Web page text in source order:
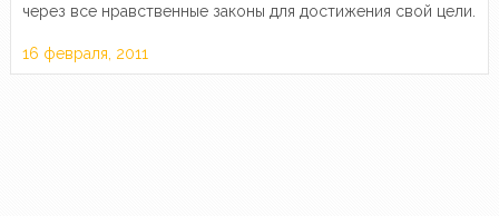
через все нравственные законы для достижения свой цели.
заставляющей человека забыть обо…
16 февраля, 2011